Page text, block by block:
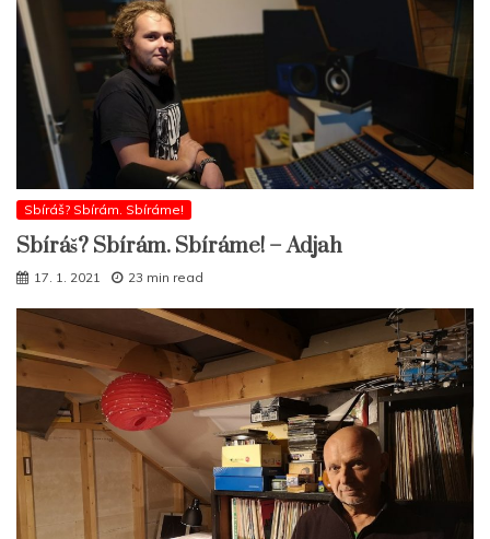
Sbíráš? Sbírám. Sbíráme!
Sbíráš? Sbírám. Sbíráme! – Adjah
17. 1. 2021 23 min read